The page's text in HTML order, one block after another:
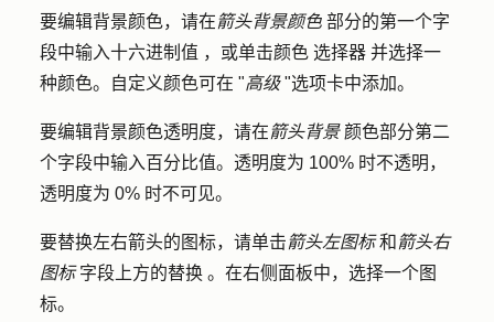
要编辑背景颜色，请在箭头背景颜色 部分的第一个字
段中输入十六进制值 ，或单击颜色 选择器 并选择一
种颜色。自定义颜色可在 "高级"选项卡中添加。
要编辑背景颜色透明度，请在箭头背景 颜色部分第二
个字段中输入百分比值。透明度为 100% 时不透明，
透明度为 0% 时不可见。
要替换左右箭头的图标，请单击箭头左图标和 箭头右
图标字段上方的替换 。在右侧面板中，选择一个图
标。